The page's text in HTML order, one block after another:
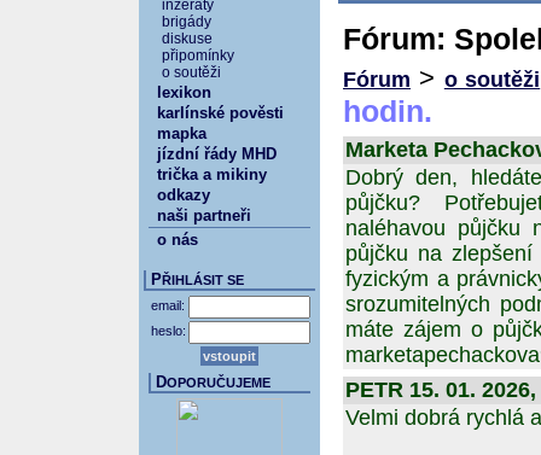
Fórum:
Fórum > o soutěži
hodin.
Marketa
Dobrý den,
půjčku?
naléhavou půjčku
půjčku na
fyzickým a
srozumitelných
máte zájem o
PETR 15. 01.
Velmi dobrá rychlá
inzeráty
brigády
diskuse
připomínky
o soutěži
lexikon
karlínské pověsti
mapka
jízdní řády MHD
trička a mikiny
odkazy
naši partneři
o nás
PŘIHLÁSIT SE
email:
heslo:
DOPORUČUJEME